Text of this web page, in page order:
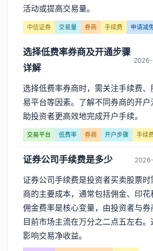
活动或提高交易量。
中信证券 交易量 券商 手续费 申请减
选择低费率券商及开通步骤
详解
选择低费率券商时，需关注手续费、
易平台等因素。了解不同券商的开户
助投资者更高效地完成开户手续。
交易平台 低费率 券商 开户步骤 手续
证券公司手续费是多少
证券公司手续费是投资者买卖股票
商的主要成本，通常包括佣金、印花
佣金费率是核心变量，由投资者与券
目前市场主流在万分之二点五左右
影响交易净收益。